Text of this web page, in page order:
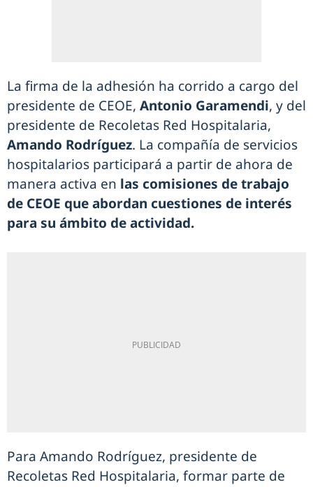
La firma de la adhesión ha corrido a cargo del
presidente de CEOE, Antonio Garamendi, y del
presidente de Recoletas Red Hospitalaria,
Amando Rodríguez. La compañía de servicios
hospitalarios participará a partir de ahora de
manera activa en las comisiones de trabajo
de CEOE que abordan cuestiones de interés
para su ámbito de actividad.
Para Amando Rodríguez, presidente de
Recoletas Red Hospitalaria, formar parte de